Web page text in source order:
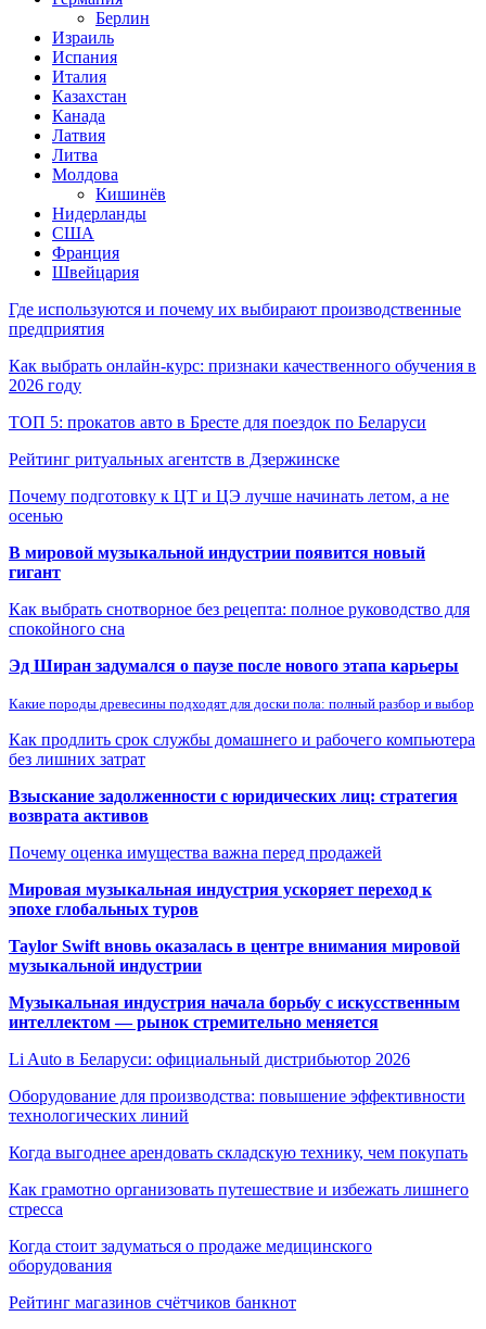
Берлин
Израиль
Испания
Италия
Казахстан
Канада
Латвия
Литва
Молдова
Кишинёв
Нидерланды
США
Франция
Швейцария
Где используются и почему их выбирают производственные
предприятия
Как выбрать онлайн-курс: признаки качественного обучения в
2026 году
ТОП 5: прокатов авто в Бресте для поездок по Беларуси
Рейтинг ритуальных агентств в Дзержинске
Почему подготовку к ЦТ и ЦЭ лучше начинать летом, а не
осенью
В мировой музыкальной индустрии появится новый
гигант
Как выбрать снотворное без рецепта: полное руководство для
спокойного сна
Эд Ширан задумался о паузе после нового этапа карьеры
Какие породы древесины подходят для доски пола: полный разбор и выбор
Как продлить срок службы домашнего и рабочего компьютера
без лишних затрат
Взыскание задолженности с юридических лиц: стратегия
возврата активов
Почему оценка имущества важна перед продажей
Мировая музыкальная индустрия ускоряет переход к
эпохе глобальных туров
Taylor Swift вновь оказалась в центре внимания мировой
музыкальной индустрии
Музыкальная индустрия начала борьбу с искусственным
интеллектом — рынок стремительно меняется
Li Auto в Беларуси: официальный дистрибьютор 2026
Оборудование для производства: повышение эффективности
технологических линий
Когда выгоднее арендовать складскую технику, чем покупать
Как грамотно организовать путешествие и избежать лишнего
стресса
Когда стоит задуматься о продаже медицинского
оборудования
Рейтинг магазинов счётчиков банкнот